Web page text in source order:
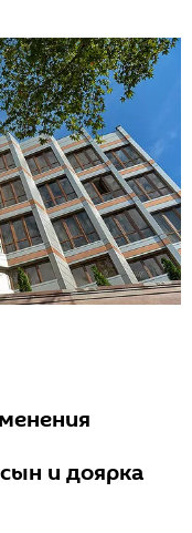
и доярка